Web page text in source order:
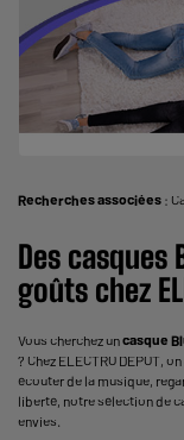
Recherches associées :
Des casques
goûts chez
Vous cherchez uncasque
? Chez ELECTRO DEPOT,
écouter de la musique,
liberté, notre sélection de
envies.